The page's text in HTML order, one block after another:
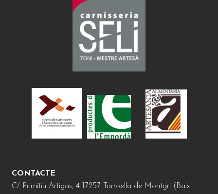
CONTACTE
C/ Primitiu Artigas, 4 17257 Torroella de Montgrí (Baix